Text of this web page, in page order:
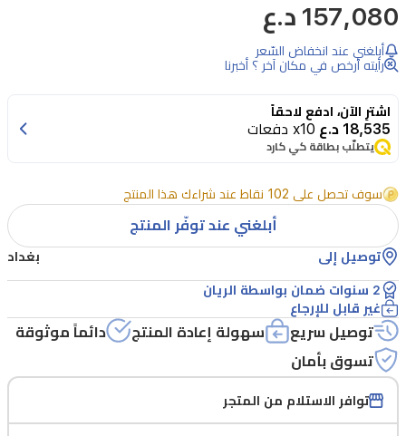
شاشة
الريان
LED3214M2AS
مثالياً
للاستمتاع
مشاهدة
ذكية
وعصرية.
الشاشة
بحجم
32
انش
وتصميم
بدون
157,080 د.ع
أبلغني عند انخفاض السّعر
رأيته أرخص في مكان آخر ؟ أخبرنا
اشترِ الآن، ادفع لاحقاً
18,535 د.ع x10 دفعات
يتطلّب بطاقة كي كارد
سوف تحصل على 102 نقاط عند شراءك هذا المنتج
أبلغني عند توفّر المنتج
توصيل إلى بغداد
2 سنوات ضمان بواسطة الريان
غير قابل للإرجاع
توصيل سريع سهولة إعادة المنتج
دائماً موثوقة
تسوق بأمان
توافر الاستلام من المتجر